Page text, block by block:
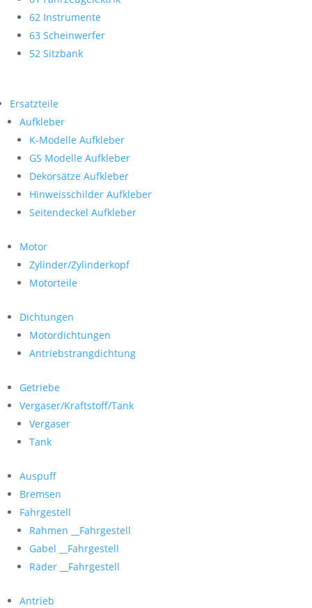
62 Instrumente
63 Scheinwerfer
52 Sitzbank
Ersatzteile
Aufkleber
K-Modelle Aufkleber
GS Modelle Aufkleber
Dekorsätze Aufkleber
Hinweisschilder Aufkleber
Seitendeckel Aufkleber
Motor
Zylinder/Zylinderkopf
Motorteile
Dichtungen
Motordichtungen
Antriebstrangdichtung
Getriebe
Vergaser/Kraftstoff/Tank
Vergaser
Tank
Auspuff
Bremsen
Fahrgestell
Rahmen __Fahrgestell
Gabel __Fahrgestell
Räder __Fahrgestell
Antrieb